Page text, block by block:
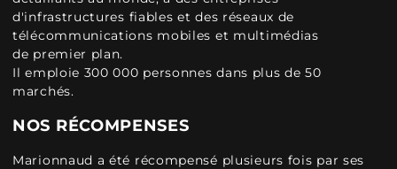
d'infrastructures fiables et des réseaux de
télécommunications mobiles et multimédias
de premier plan.
Il emploie 300 000 personnes dans plus de 50
marchés.
NOS RÉCOMPENSES
Marionnaud a été récompensé plusieurs fois par ses